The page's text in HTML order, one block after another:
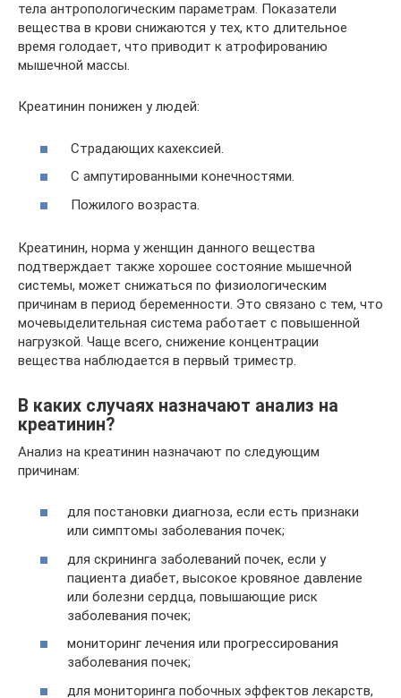
тела антропологическим параметрам. Показатели
вещества в крови снижаются у тех, кто длительное
время голодает, что приводит к атрофированию
мышечной массы.
Креатинин понижен у людей:
Страдающих кахексией.
С ампутированными конечностями.
Пожилого возраста.
Креатинин, норма у женщин данного вещества
подтверждает также хорошее состояние мышечной
системы, может снижаться по физиологическим
причинам в период беременности. Это связано с тем, что
мочевыделительная система работает с повышенной
нагрузкой. Чаще всего, снижение концентрации
вещества наблюдается в первый триместр.
В каких случаях назначают анализ на
креатинин?
Анализ на креатинин назначают по следующим
причинам:
для постановки диагноза, если есть признаки
или симптомы заболевания почек;
для скрининга заболеваний почек, если у
пациента диабет, высокое кровяное давление
или болезни сердца, повышающие риск
заболевания почек;
мониторинг лечения или прогрессирования
заболевания почек;
для мониторинга побочных эффектов лекарств,